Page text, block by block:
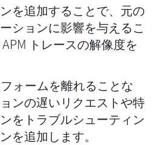
を追加することで、元の
ションに影響を与えるこ
トレースの解像度を
ォームを離れることな
ンの遅いリクエストや特
をトラブルシューティン
を追加します。